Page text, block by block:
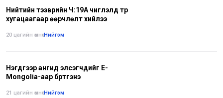
Нийтийн тээврийн Ч:19А чиглэлд түр
хугацаагаар өөрчлөлт хийлээ
20 цагийн өмнө•Нийгэм
Нэгдүгээр ангид элсэгчдийг E-
Mongolia-аар бүртгэнэ
21 цагийн өмнө•Нийгэм